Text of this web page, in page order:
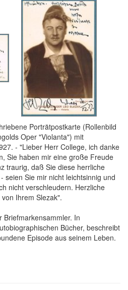
Porträtpostkarte (Rollenbild
Oper "Violanta") mit
- "Lieber Herr College, ich danke
Sie haben mir eine große Freude
traurig, daß Sie diese herrliche
seien Sie mir nicht leichtsinnig und
nicht verschleudern. Herzliche
Ihrem Slezak".
Briefmarkensammler. In
Bücher, beschreibt
Episode aus seinem Leben.